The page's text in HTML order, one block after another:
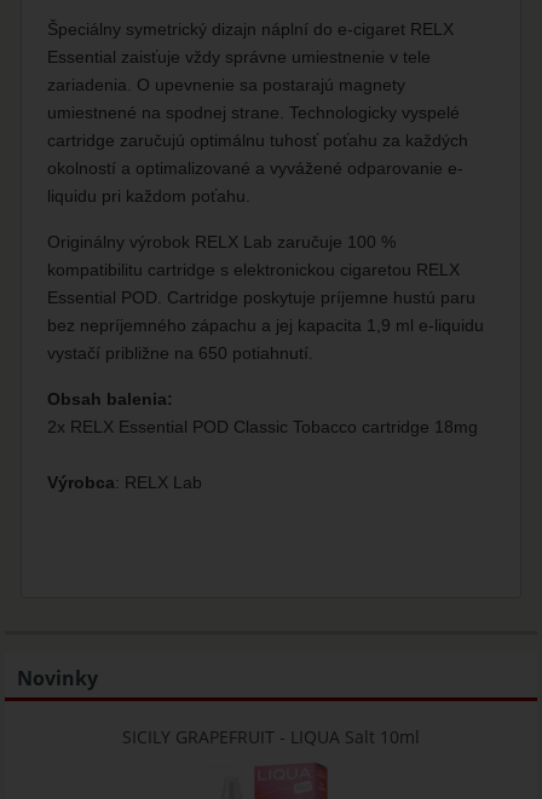
Špeciálny symetrický dizajn náplní do e-cigaret RELX
Essential zaisťuje vždy správne umiestnenie v tele
zariadenia. O upevnenie sa postarajú magnety
umiestnené na spodnej strane. Technologicky vyspelé
cartridge zaručujú optimálnu tuhosť poťahu za každých
okolností a optimalizované a vyvážené odparovanie e-
liquidu pri každom poťahu.
Originálny výrobok RELX Lab zaručuje 100 %
kompatibilitu cartridge s elektronickou cigaretou RELX
Essential POD. Cartridge poskytuje príjemne hustú paru
bez nepríjemného zápachu a jej kapacita 1,9 ml e-liquidu
vystačí približne na 650 potiahnutí.
Obsah balenia:
2x RELX Essential POD Classic Tobacco cartridge 18mg
Výrobca: RELX Lab
Novinky
SICILY GRAPEFRUIT - LIQUA Salt 10ml